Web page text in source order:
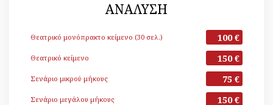
ΑΝΑΛΥΣΗ
Θεατρικό μονόπρακτο κείμενο (30 σελ.) 100 €
Θεατρικό κείμενο 150 €
Σενάριο μικρού μήκους 75 €
Σενάριο μεγάλου μήκους 150 €